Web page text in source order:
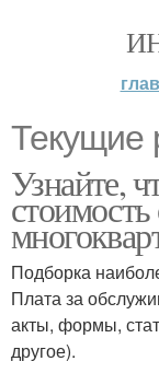
Текущие
Узнайте,
Подборка
Плата за
акты, формы,
другое).